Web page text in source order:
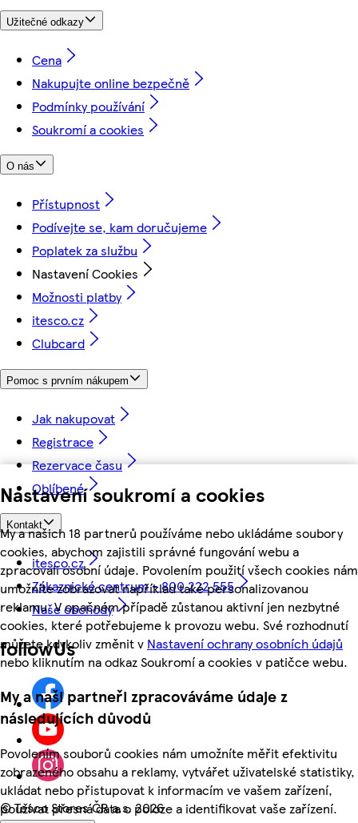
Nastavení soukromí a cookies
My a našich 18 partnerů používáme nebo ukládáme soubory
cookies, abychom zajistili správné fungování webu a
zpracovali osobní údaje. Povolením použití všech cookies nám
umožníte zobrazovat například také personalizovanou
reklamu. V opačném případě zůstanou aktivní jen nezbytné
cookies, které potřebujeme k provozu webu. Své rozhodnutí
můžete kdykoliv změnit v Nastavení ochrany osobních údajů
nebo kliknutím na odkaz Soukromí a cookies v patičce webu.
My a naši partneři zpracováváme údaje z
následujících důvodů
Povolením souborů cookies nám umožníte měřit efektivitu
zobrazeného obsahu a reklamy, vytvářet uživatelské statistiky,
ukládat nebo přistupovat k informacím ve vašem zařízení,
používat přesná data o poloze a identifikovat vaše zařízení.
Užitečné odkazy
Cena
Nakupujte online bezpečně
Podmínky používání
Soukromí a cookies
O nás
Přístupnost
Podívejte se, kam doručujeme
Poplatek za službu
Nastavení Cookies
Možnosti platby
itesco.cz
Clubcard
Pomoc s prvním nákupem
Jak nakupovat
Registrace
Rezervace času
Oblíbené
Kontakt
itesco.cz
Zákaznické centrum - 800 222 555
Naše obchody
followUs
©Tesco Stores ČR a.s. 2026